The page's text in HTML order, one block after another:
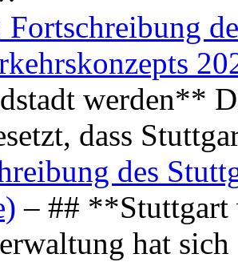
werden**
dass
des
– ## **Stuttgart
hat